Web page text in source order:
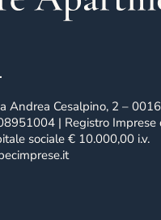
Andrea Cesalpino, 2 –
| Registro Imprese
sociale € 10.000,00 i.v.